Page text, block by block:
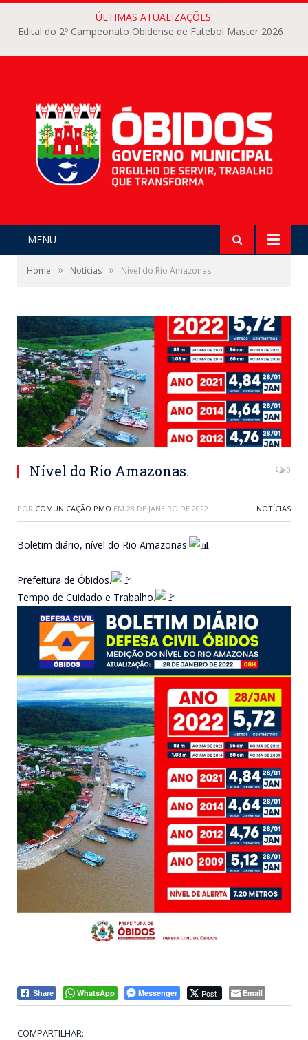
ÚLTIMAS ATUALIZAÇÕES:
Edital do 2º Campeonato Obidense de Futebol Master 2026
MENU
Home » Notícias » Nível do Rio Amazonas.
Nível do Rio Amazonas. 0
POR COMUNICAÇÃO PMO EM 28 DE JANEIRO DE 2022 NOTÍCIAS
Boletim diário, nível do Rio Amazonas.
Prefeitura de Óbidos.
Tempo de Cuidado e Trabalho.
Share WhatsApp Messenger Post Email
COMPARTILHAR: